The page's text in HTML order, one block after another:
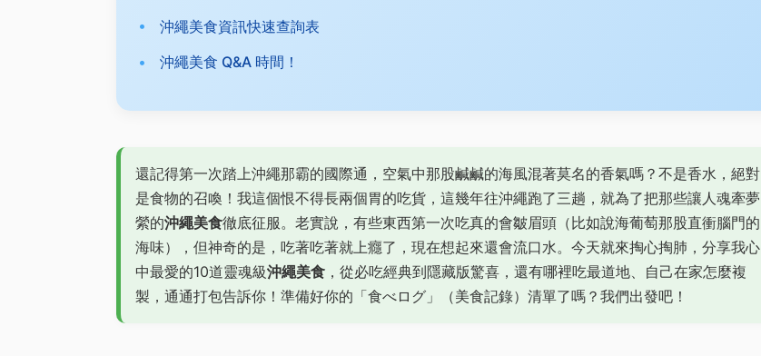
沖繩美食資訊快速查詢表
沖繩美食 Q&A 時間！
還記得第一次踏上沖繩那霸的國際通，空氣中那股鹹鹹的海風混著莫名的香氣嗎？不是香水，絕對
是食物的召喚！我這個恨不得長兩個胃的吃貨，這幾年往沖繩跑了三趟，就為了把那些讓人魂牽夢
縈的沖繩美食徹底征服。老實說，有些東西第一次吃真的會皺眉頭（比如說海葡萄那股直衝腦門的
海味），但神奇的是，吃著吃著就上癮了，現在想起來還會流口水。今天就來掏心掏肺，分享我心
中最愛的10道靈魂級沖繩美食 ，從必吃經典到隱藏版驚喜，還有哪裡吃最道地、自己在家怎麼複
製，通通打包告訴你！準備好你的「食べログ」（美食記錄）清單了嗎？我們出發吧！